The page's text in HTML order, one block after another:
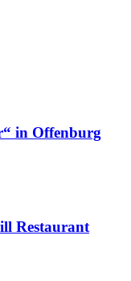
in Offenburg
Restaurant